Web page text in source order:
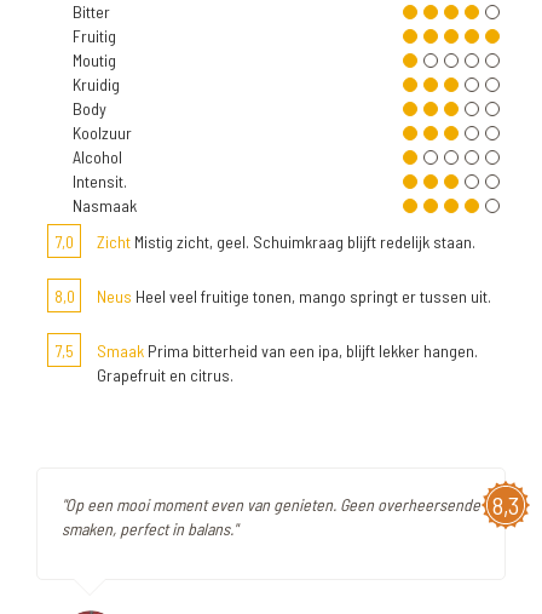
Bitter
Fruitig
Moutig
Kruidig
Body
Koolzuur
Alcohol
Intensit.
Nasmaak
7,0
Zicht Mistig zicht, geel. Schuimkraag blijft redelijk staan.
8,0 Neus Heel veel fruitige tonen, mango springt er tussen uit.
7,5 Smaak Prima bitterheid van een ipa, blijft lekker hangen.
Grapefruit en citrus.
8,3
"Op een mooi moment even van genieten. Geen overheersende
smaken, perfect in balans."